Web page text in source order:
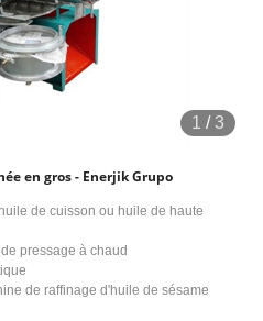
1 /3
en gros - Enerjik Grupo
de cuisson ou huile de haute
pressage à chaud
de raffinage d'huile de sésame